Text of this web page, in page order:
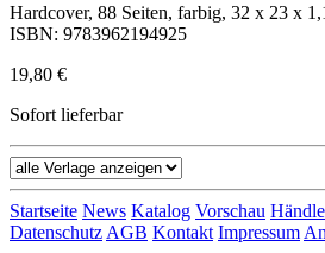
Hardcover, 88 Seiten, farbig, 32 x 23 x
ISBN: 9783962194925
19,80 €
Sofort lieferbar
Startseite News Katalog Vorschau
Datenschutz AGB Kontakt Impressum